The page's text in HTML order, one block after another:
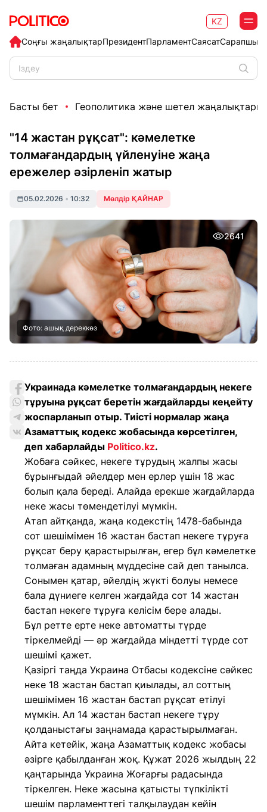
Соңғы жаңалықтарПрезидентПарламентСаясат
KZ
Басты бет Геополитика және шетел жаңалықтары
"14 жастан рұқсат": кәмелетке
толмағандардың үйленуіне жаңа
ережелер әзірленіп жатыр
05.02.2026 • 10:32 Мөлдір ҚАЙНАР
2641
Фото: ашық дереккөз
Украинада кәмелетке толмағандардың некеге
тұруына рұқсат беретін жағдайларды кеңейту
жоспарланып отыр. Тиісті нормалар жаңа
Азаматтық кодекс жобасында көрсетілген,
деп хабарлайды Politico.kz.
Жобаға сәйкес, некеге тұрудың жалпы жасы
бұрынғыдай әйелдер мен ерлер үшін 18 жас
болып қала береді. Алайда ерекше жағдайларда
неке жасы төмендетілуі мүмкін.
Атап айтқанда, жаңа кодекстің 1478-бабында
сот шешімімен 16 жастан бастап некеге тұруға
рұқсат беру қарастырылған, егер бұл кәмелетке
толмаған адамның мүддесіне сай деп танылса.
Сонымен қатар, әйелдің жүкті болуы немесе
бала дүниеге келген жағдайда сот 14 жастан
бастап некеге тұруға келісім бере алады.
Бұл ретте ерте неке автоматты түрде
тіркелмейді — әр жағдайда міндетті түрде сот
шешімі қажет.
Қазіргі таңда Украина Отбасы кодексіне сәйкес
неке 18 жастан бастап қиылады, ал соттың
шешімімен 16 жастан бастап рұқсат етілуі
мүмкін. Ал 14 жастан бастап некеге тұру
қолданыстағы заңнамада қарастырылмаған.
Айта кетейік, жаңа Азаматтық кодекс жобасы
әзірге қабылданған жоқ. Құжат 2026 жылдың 22
қаңтарында Украина Жоғарғы радасында
тіркелген. Неке жасына қатысты түпкілікті
шешім парламенттегі талқылаудан кейін